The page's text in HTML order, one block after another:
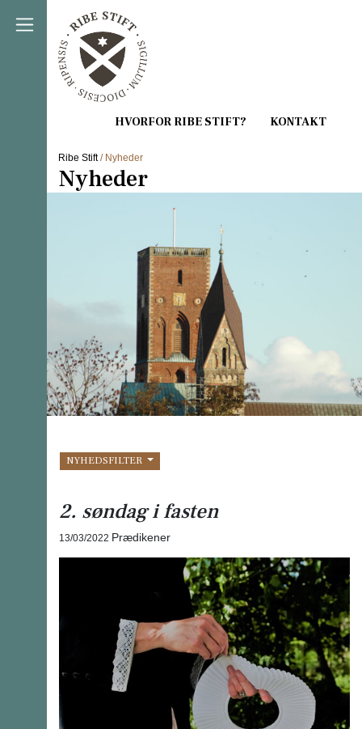
Direkte til indholdet
Ribe Stift/ Nyheder
Nyheder
NYHEDSFILTER
2. søndag i fasten
13/03/2022 Prædikener